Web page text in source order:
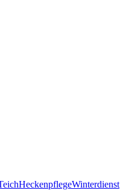
HeckenpflegeWinterdienst